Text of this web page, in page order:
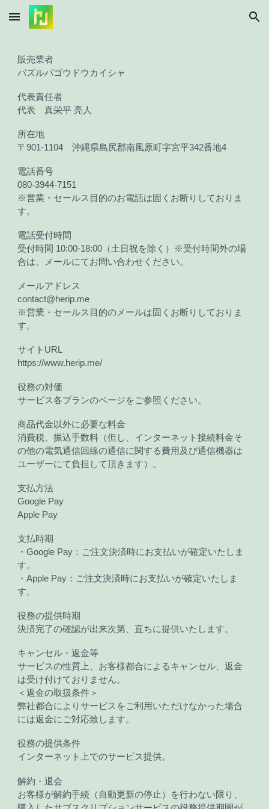
Skip to main content Skip to navigation
販売業者
バズルパゴウドウカイシャ
代表責任者
代表 真栄平 亮人
所在地
〒901-1104 沖縄県島尻郡南風原町字宮平342番地4
電話番号
080-3944-7151
※営業・セールス目的のお電話は固くお断りしておりま
す。
電話受付時間
受付時間 10:00-18:00（土日祝を除く）※受付時間外の場
合は、メールにてお問い合わせください。
メールアドレス
contact@herip.me
※営業・セールス目的のメールは固くお断りしておりま
す。
サイトURL
https://www.herip.me/
役務の対価
サービス各プランのページをご参照ください。
商品代金以外に必要な料金
消費税、振込手数料（但し、インターネット接続料金そ
の他の電気通信回線の通信に関する費用及び通信機器は
ユーザーにて負担して頂きます）。
支払方法
Google Pay
Apple Pay
支払時期
・Google Pay：ご注文決済時にお支払いが確定いたしま
す。
・Apple Pay：ご注文決済時にお支払いが確定いたしま
す。
役務の提供時期
決済完了の確認が出来次第、直ちに提供いたします。
キャンセル・返金等
サービスの性質上、お客様都合によるキャンセル、返金
は受け付けておりません。
＜返金の取扱条件＞
弊社都合によりサービスをご利用いただけなかった場合
には返金にご対応致します。
役務の提供条件
インターネット上でのサービス提供。
解約・退会
お客様が解約手続（自動更新の停止）を行わない限り、